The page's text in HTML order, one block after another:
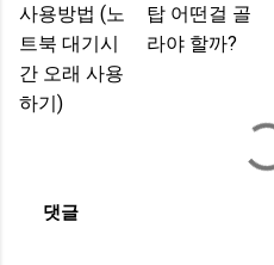
사용방법 (노
트북 대기시
간 오래 사용
하기)
탑 어떤걸 골
라야 할까?
댓글